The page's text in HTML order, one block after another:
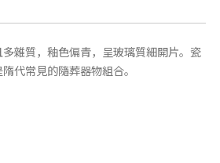
雜質，釉色偏青，呈玻璃質細開片。瓷
代常見的隨葬器物組合。